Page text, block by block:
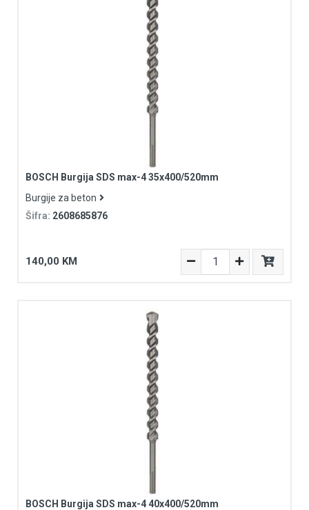
BOSCH Burgija SDS max-4 35x400/520mm
Burgije za beton
Šifra: 2608685876
140,00 KM
BOSCH Burgija SDS max-4 40x400/520mm